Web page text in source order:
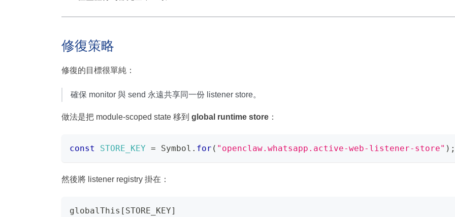
修復策略
修復的目標很單純：
確保 monitor 與 send 永遠共享同一份 listener store。
做法是把 module-scoped state 移到 global runtime store：
const STORE_KEY = Symbol . for ( "openclaw.whatsapp.active-web-listener-store" ) ;
然後將 listener registry 掛在：
globalThis[STORE_KEY]